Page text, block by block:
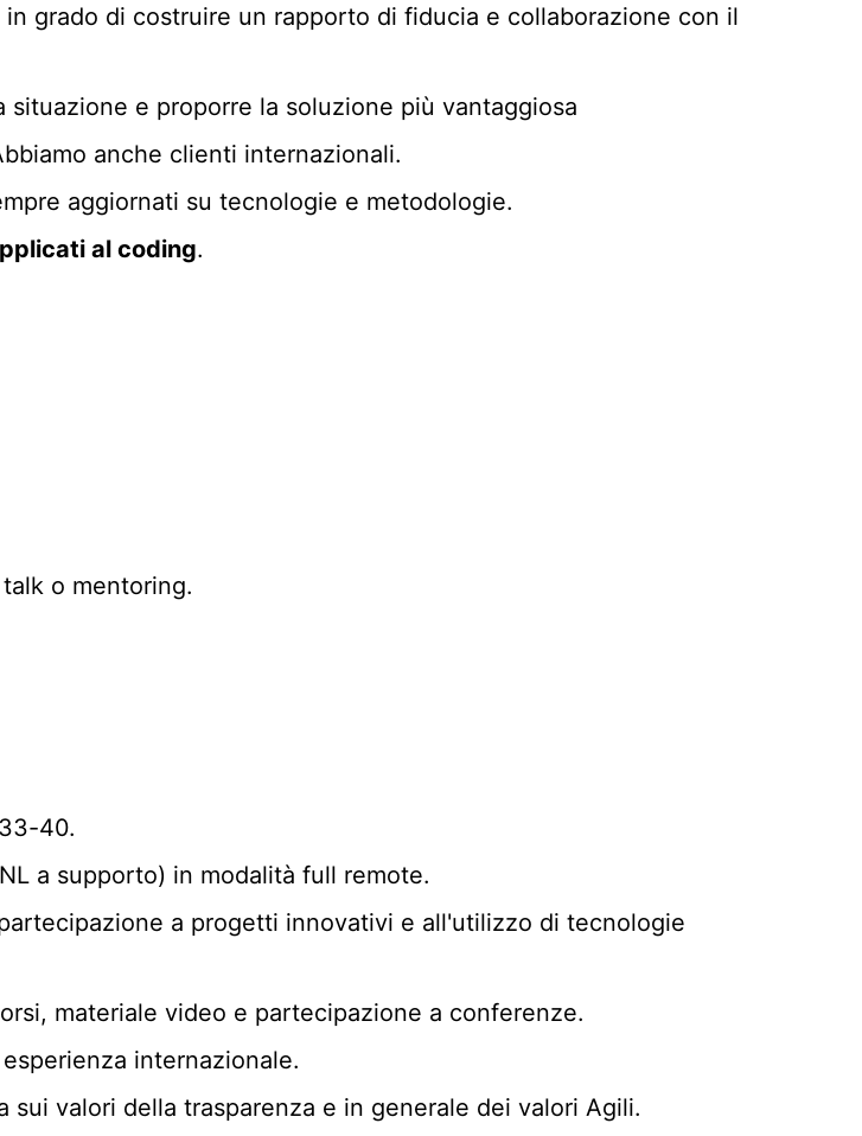
grado di costruire un rapporto di fiducia e collaborazione con il
e proporre la soluzione più vantaggiosa
anche clienti internazionali.
aggiornati su tecnologie e metodologie.
al coding.
o mentoring.
40.
a supporto) in modalità full remote.
a progetti innovativi e all'utilizzo di tecnologie
materiale video e partecipazione a conferenze.
internazionale.
sui valori della trasparenza e in generale dei valori Agili.